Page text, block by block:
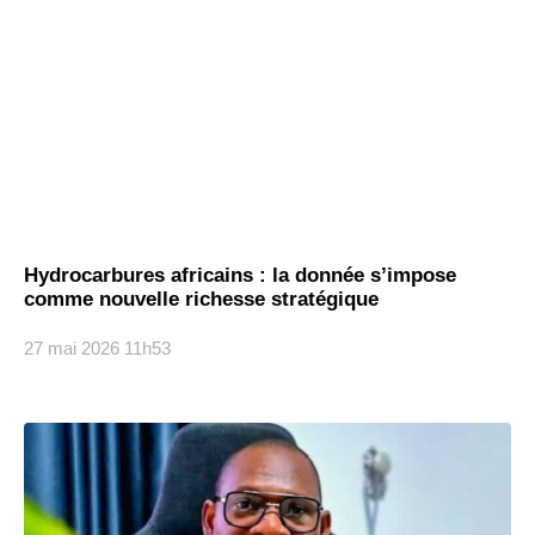
Hydrocarbures africains : la donnée s’impose
comme nouvelle richesse stratégique
27 mai 2026 11h53